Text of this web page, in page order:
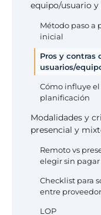
equipo/usuario y
Método paso a
inicial
Pros y
usuarios/
Cómo influye el
planificación
Modalidades y
presencial y
Remoto vs
elegir sin
Checklist para
entre
LOP